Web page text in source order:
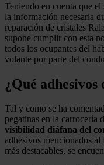
Teniendo en cuenta que
la información necesaria
reparación de cristales
supone cumplir con esta
todos los ocupantes del
volante por parte del
¿Qué
Tal y como se ha
pegatinas en la carrocería
visibilidad diáfana del
adhesivos mencionados
más destacables, se